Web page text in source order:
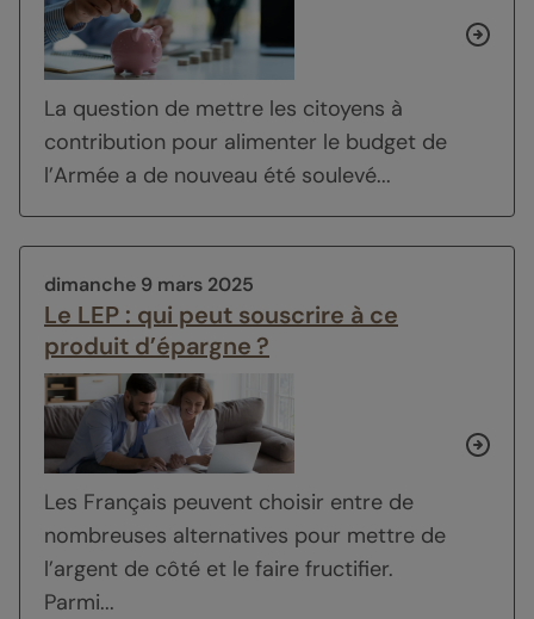
La question de mettre les citoyens à
contribution pour alimenter le budget de
l’Armée a de nouveau été soulevé...
dimanche 9 mars 2025
Le LEP : qui peut souscrire à ce
produit d’épargne ?
Les Français peuvent choisir entre de
nombreuses alternatives pour mettre de
l’argent de côté et le faire fructifier.
Parmi...